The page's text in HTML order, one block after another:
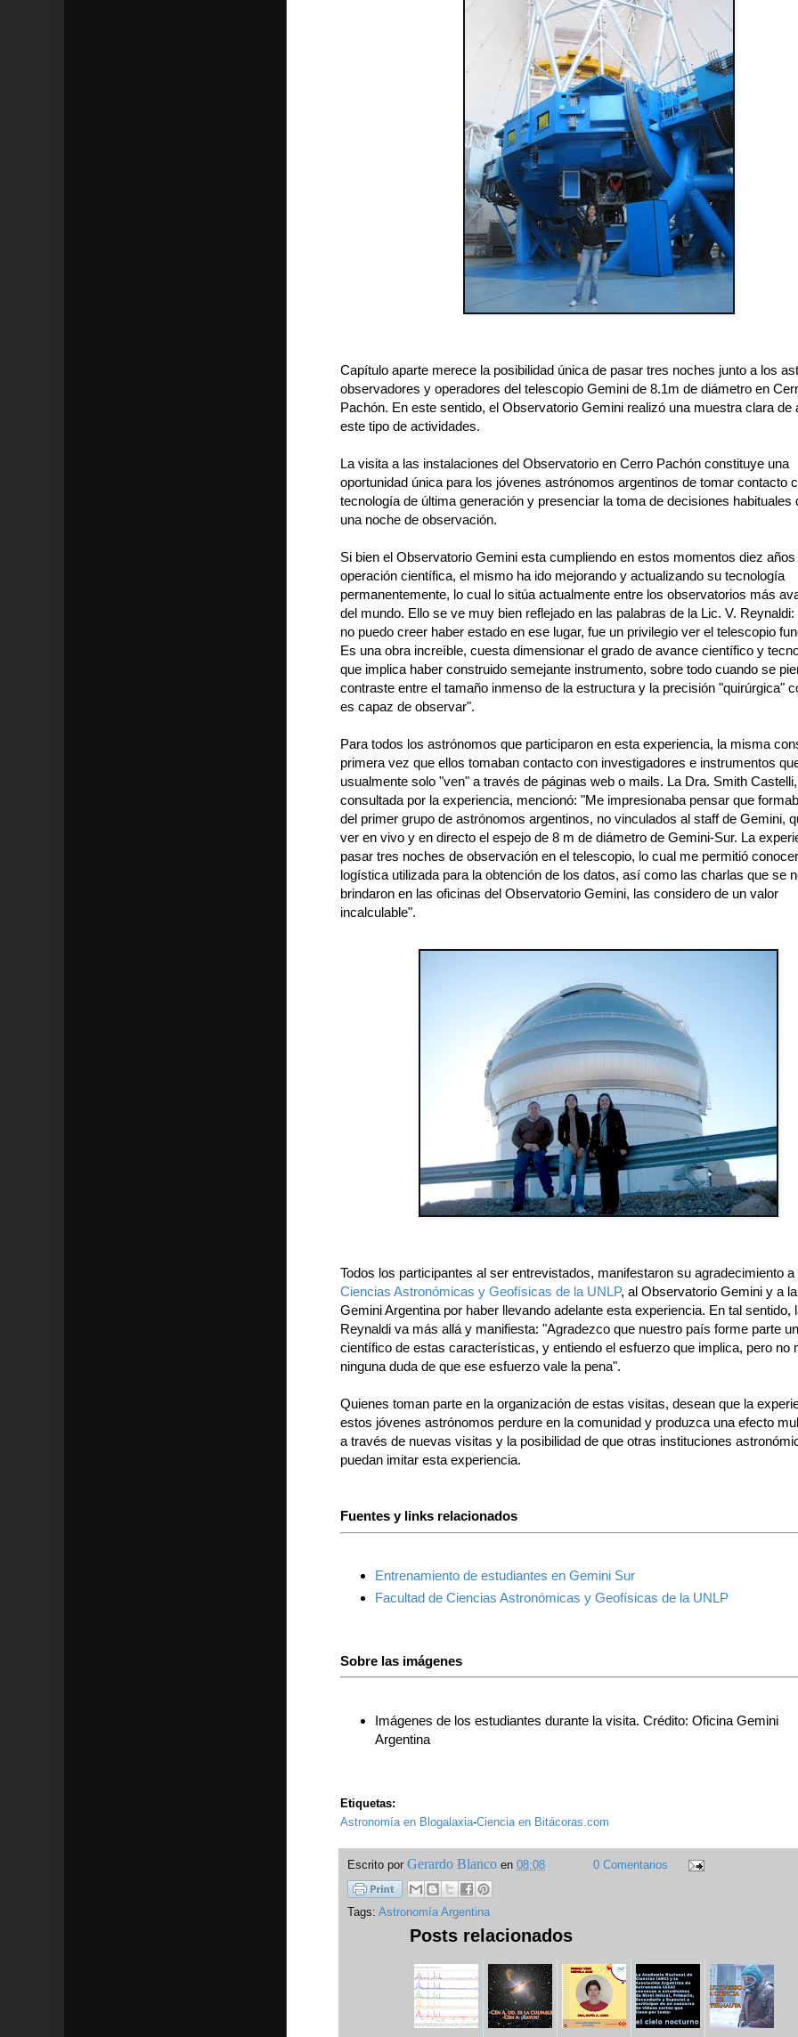
Capítulo aparte merece la posibilidad única de pasar tres noches junto a los
observadores y operadores del telescopio Gemini de 8.1m de diámetro en
Pachón. En este sentido, el Observatorio Gemini realizó una muestra clara de
este tipo de actividades.
La visita a las instalaciones del Observatorio en Cerro Pachón constituye una
oportunidad única para los jóvenes astrónomos argentinos de tomar contacto
tecnología de última generación y presenciar la toma de decisiones habituales
una noche de observación.
Si bien el Observatorio Gemini esta cumpliendo en estos momentos diez años
operación científica, el mismo ha ido mejorando y actualizando su tecnología
permanentemente, lo cual lo sitúa actualmente entre los observatorios más
del mundo. Ello se ve muy bien reflejado en las palabras de la Lic. V. Reynaldi:
no puedo creer haber estado en ese lugar, fue un privilegio ver el telescopio
Es una obra increíble, cuesta dimensionar el grado de avance científico y
que implica haber construido semejante instrumento, sobre todo cuando se
contraste entre el tamaño inmenso de la estructura y la precisión "quirúrgica"
es capaz de observar".
Para todos los astrónomos que participaron en esta experiencia, la misma
primera vez que ellos tomaban contacto con investigadores e instrumentos
usualmente solo "ven" a través de páginas web o mails. La Dra. Smith
consultada por la experiencia, mencionó: "Me impresionaba pensar que
del primer grupo de astrónomos argentinos, no vinculados al staff de Gemini,
ver en vivo y en directo el espejo de 8 m de diámetro de Gemini-Sur. La
pasar tres noches de observación en el telescopio, lo cual me permitió
logística utilizada para la obtención de los datos, así como las charlas que se
brindaron en las oficinas del Observatorio Gemini, las considero de un valor
incalculable".
Todos los participantes al ser entrevistados, manifestaron su agradecimiento a
Ciencias Astronómicas y Geofísicas de la UNLP, al Observatorio Gemini y a
Gemini Argentina por haber llevando adelante esta experiencia. En tal sentido,
Reynaldi va más allá y manifiesta: "Agradezco que nuestro país forme parte
científico de estas características, y entiendo el esfuerzo que implica, pero no
ninguna duda de que ese esfuerzo vale la pena".
Quienes toman parte en la organización de estas visitas, desean que la
estos jóvenes astrónomos perdure en la comunidad y produzca una efecto
a través de nuevas visitas y la posibilidad de que otras instituciones
puedan imitar esta experiencia.
Fuentes y links relacionados
Entrenamiento de estudiantes en Gemini Sur
Facultad de Ciencias Astronómicas y Geofísicas de la UNLP
Sobre las imágenes
Imágenes de los estudiantes durante la visita. Crédito: Oficina Gemini
Argentina
Etiquetas:
Astronomía en Blogalaxia-Ciencia en Bitácoras.com
Escrito por Gerardo Blanco en 08:08 0 Comentarios
Tags: Astronomía Argentina
Posts relacionados